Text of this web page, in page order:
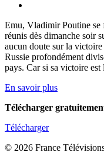
Emu, Vladimir Poutine se
réunis dès dimanche soir
aucun doute sur la
Russie profondément
pays. Car si sa victoire est
En savoir plus
Télécharger
Télécharger
© 2026 France